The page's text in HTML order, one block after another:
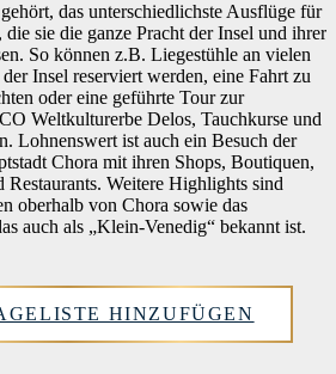
das unterschiedlichste Ausflüge für
sie die ganze Pracht der Insel und ihrer
So können z.B. Liegestühle an vielen
Insel reserviert werden, eine Fahrt zu
oder eine geführte Tour zur
Weltkulturerbe Delos, Tauchkurse und
Lohnenswert ist auch ein Besuch der
Chora mit ihren Shops, Boutiquen,
Restaurants. Weitere Highlights sind
oberhalb von Chora sowie das
auch als „Klein-Venedig“ bekannt ist.
HINZUFÜGEN